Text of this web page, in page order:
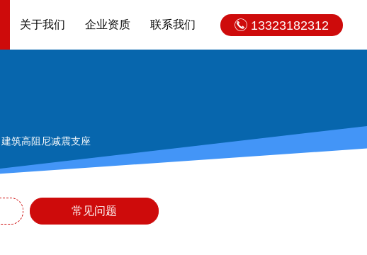
13323182312
关于我们 企业资质 联系我们
筑高阻尼减震支座
常见问题